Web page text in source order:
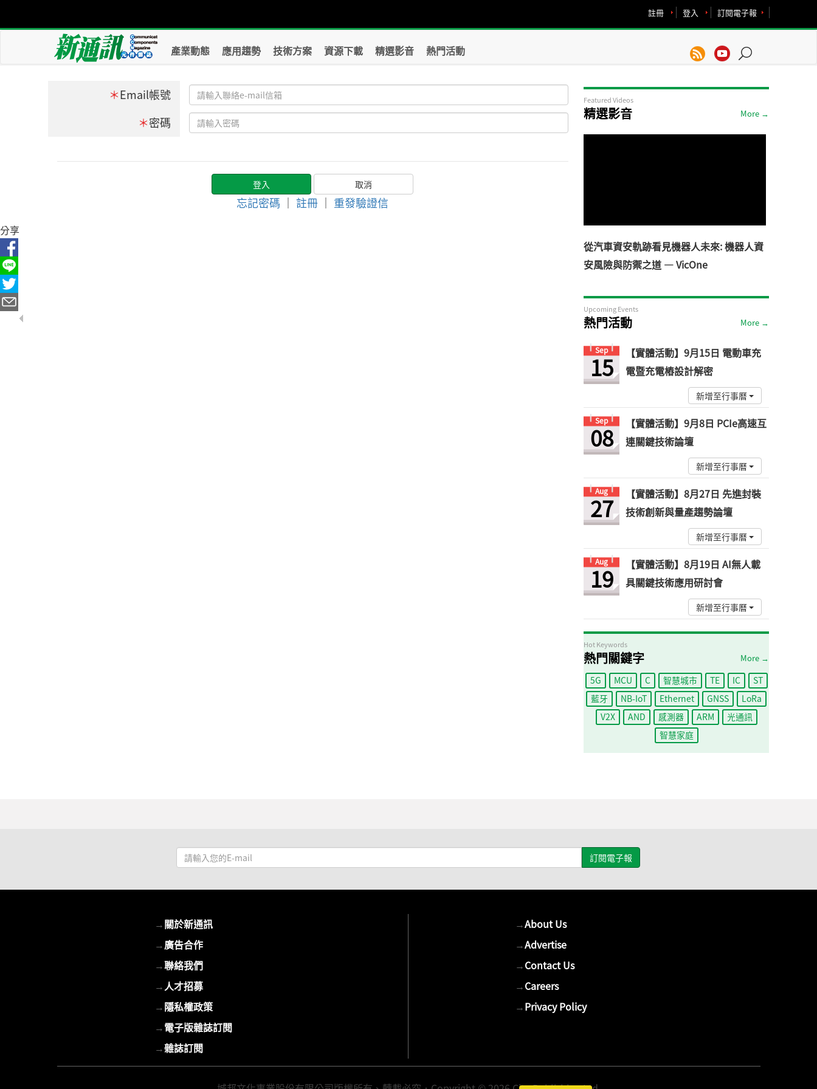
訂閱電子報
登入
註冊
產業動態 應用趨勢 技術方案 資源下載 精選影音 熱門活動
＊Email帳號
＊密碼
忘記密碼 ｜ 註冊 ｜ 重發驗證信
Featured Videos
精選影音 More →
從汽車資安軌跡看見機器人未來: 機器人資
安風險與防禦之道 — VicOne
Upcoming Events
熱門活動 More →
Sep
15
【實體活動】9月15日 電動車充
電暨充電樁設計解密
新增至行事曆
Sep
08
【實體活動】9月8日 PCIe高速互
連關鍵技術論壇
新增至行事曆
Aug
27
【實體活動】8月27日 先進封裝
技術創新與量產趨勢論壇
新增至行事曆
Aug
19
【實體活動】8月19日 AI無人載
具關鍵技術應用研討會
新增至行事曆
Hot Keywords
熱門關鍵字 More →
5G MCU C 智慧城市 TE IC
ST
藍牙
NB-IoT Ethernet GNSS
LoRa
V2X
AND 感測器 ARM
光通訊
智慧家庭
請
輸
E-
mail
分享
→關於新通訊
→廣告合作
→聯絡我們
→人才招募
→隱私權政策
→電子版雜誌訂閱
→雜誌訂閱
→About Us
→Advertise
→Contact Us
→Careers
→Privacy Policy